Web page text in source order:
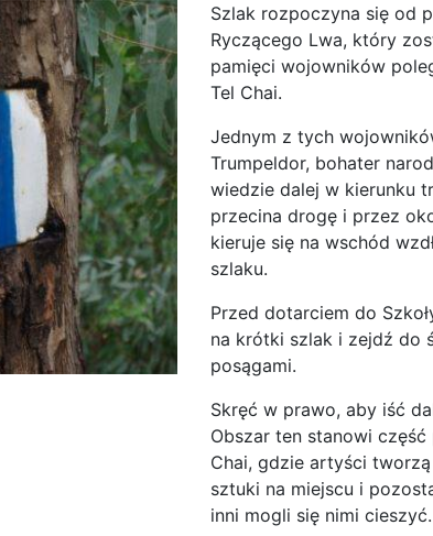
Szlak rozpoczyna się od
Ryczącego Lwa, który
pamięci wojowników
Tel Chai.
Jednym z tych
Trumpeldor, bohater
wiedzie dalej w kierunku
przecina drogę i przez
kieruje się na wschód
szlaku.
Przed dotarciem do
na krótki szlak i zejdź do
posągami.
Skręć w prawo, aby iść
Obszar ten stanowi część
Chai, gdzie artyści tworzą
sztuki na miejscu i
inni mogli się nimi cieszyć.